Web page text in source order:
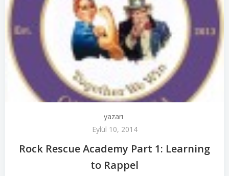
yazarı
Eylül 10, 2014
Rock Rescue Academy Part 1: Learning
to Rappel